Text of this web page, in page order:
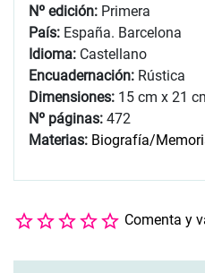
Nº edición: Primera
País: España. Barcelona
Idioma: Castellano
Encuadernación: Rústica
Dimensiones: 15 cm x 21
Nº páginas: 472
Materias: Biografía/
Comenta y